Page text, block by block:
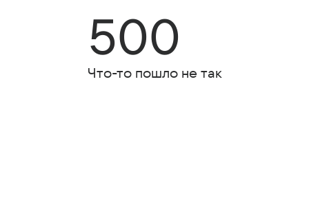
500
Что-то пошло не так